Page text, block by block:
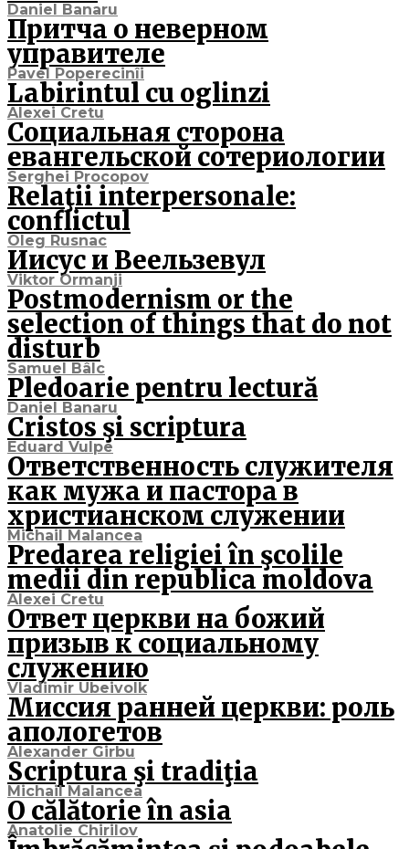
Daniel Banaru
Притча о неверном
управителе
Pavel Poperecinîi
Labirintul cu oglinzi
Alexei Cretu
Социальная сторона
евангельской сотериологии
Serghei Procopov
Relaţii interpersonale:
conflictul
Oleg Rusnac
Иисус и Веельзевул
Viktor Ormanji
Postmodernism or the
selection of things that do not
disturb
Samuel Bâlc
Pledoarie pentru lectură
Daniel Banaru
Cristos şi scriptura
Eduard Vulpe
Ответственность служителя
как мужа и пастора в
христианском служении
Michail Malancea
Predarea religiei în şcolile
medii din republica moldova
Alexei Cretu
Ответ церкви на божий
призыв к социальному
служению
Vladimir Ubeivolk
Миссия ранней церкви: роль
апологетов
Alexander Girbu
Scriptura şi tradiţia
Michail Malancea
O călătorie în asia
Anatolie Chirilov